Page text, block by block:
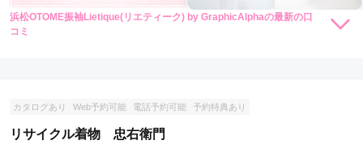
浜松OTOME振袖Lietique(リエティーク) by GraphicAlphaの最新の口
コミ
カタログあり Web予約可能 電話予約可能 予約特典あり
リサイクル着物 忠右衛門